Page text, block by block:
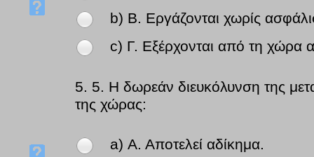
b) Β. Εργάζονται χωρίς
c) Γ. Εξέρχονται από τη χώρα
5. 5. Η δωρεάν διευκόλυνση της
της χώρας:
a) Α. Αποτελεί αδίκημα.